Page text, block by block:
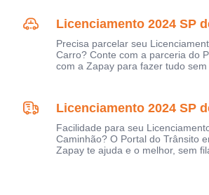
Licenciamento 2024 SP
Precisa parcelar seu
Carro? Conte com a parceria do
com a Zapay para fazer tudo
Licenciamento 2024 SP
Facilidade para seu
Caminhão? O Portal do Trânsito
Zapay te ajuda e o melhor, sem